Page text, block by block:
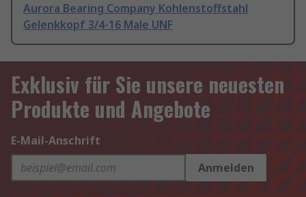
Aurora Bearing Company Kohlenstoffstahl
Gelenkkopf 3/4-16 Male UNF
Exklusiv für Sie unsere neuesten
Produkte und Angebote
E-Mail-Anschrift
Anmelden